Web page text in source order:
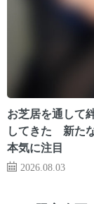
お芝居を通して
してきた 新た
本気に注目
2026.08.03